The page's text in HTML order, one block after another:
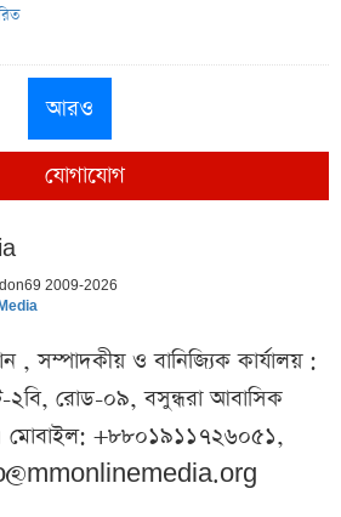
আরও
যোগাযোগ
2009-2026
, সম্পাদকীয় ও বানিজ্যিক কার্যালয় :
২বি, রোড-০৯, বসুন্ধরা আবাসিক
মোবাইল: +৮৮০১৯১১৭২৬০৫১,